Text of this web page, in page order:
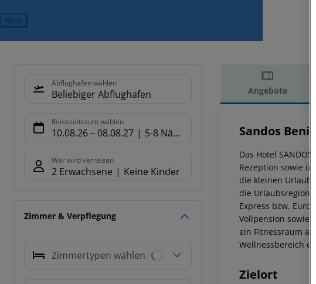
Next
Abflughafen wählen
Beliebiger Abflughafen
Reisezeitraum wählen
10.08.26– 08.08.27 5-8 Nächte
Wer wird verreisen
2 Erwachsene Keine Kinder
Zimmer & Verpflegung
Zimmertypen wählen
Angebote
Sandos
Das Hotel
Rezeption sowie
die kleinen
die Urlaubsregion
Express bzw.
Vollpension sowie
ein Fitnessraum
Wellnessbereich
Zielort